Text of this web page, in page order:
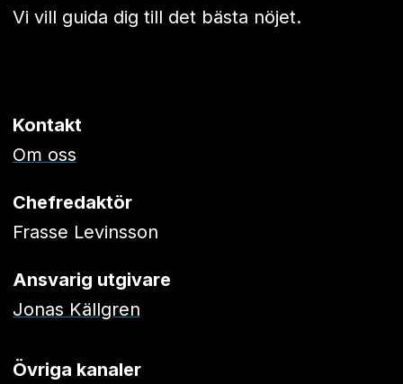
Vi vill guida dig till det bästa nöjet.
Kontakt
Om oss
Chefredaktör
Frasse Levinsson
Ansvarig utgivare
Jonas Källgren
Övriga kanaler